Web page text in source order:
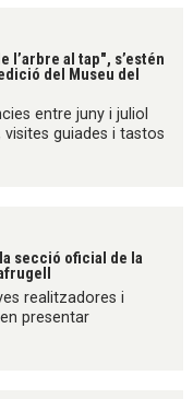
l’arbre al tap", s’estén
del Museu del
entre juny i juliol
guiades i tastos
secció oficial de la
realitzadores i
presentar